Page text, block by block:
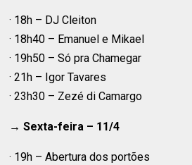
· 18h – DJ Cleiton
· 18h40 – Emanuel e Mikael
· 19h50 – Só pra Chamegar
· 21h – Igor Tavares
·23h30 – Zezé di Camargo
→Sexta-feira – 11/4
· 19h – Abertura dos portões